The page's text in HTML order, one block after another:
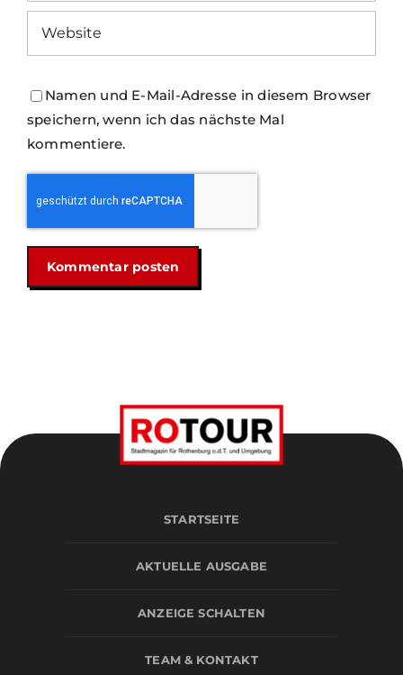
Namen und E-Mail-Adresse in diesem Browser
speichern, wenn ich das nächste Mal
kommentiere.
STARTSEITE
AKTUELLE AUSGABE
ANZEIGE SCHALTEN
TEAM & KONTAKT